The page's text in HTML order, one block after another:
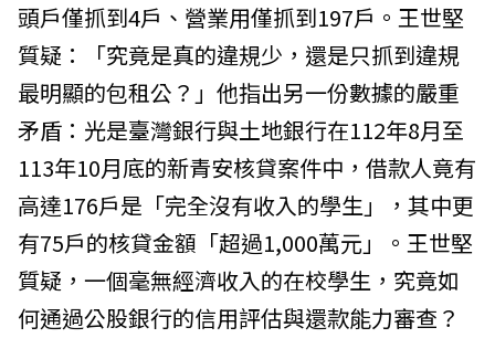
頭戶僅抓到4戶、營業用僅抓到197戶。王世堅
質疑：「究竟是真的違規少，還是只抓到違規
最明顯的包租公？」他指出另一份數據的嚴重
矛盾：光是臺灣銀行與土地銀行在112年8月至
113年10月底的新青安核貸案件中，借款人竟有
高達176戶是「完全沒有收入的學生」，其中更
有75戶的核貸金額「超過1,000萬元」。王世堅
質疑，一個毫無經濟收入的在校學生，究竟如
何通過公股銀行的信用評估與還款能力審查？